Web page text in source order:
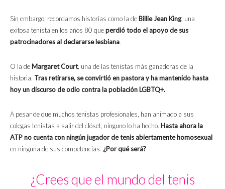
Sin embargo, recordamos historias como la de Billie Jean King, una
exitosa tenista en los años 80 queperdió todo el apoyo de sus
patrocinadores al declararse lesbiana.
O la de Margaret Court, una de las tenistas más ganadoras de la
historia. Tras retirarse, se convirtió en pastora y ha mantenido hasta
hoy un discurso de odio contra la población LGBTQ+.
A pesar de que muchos tenistas profesionales, han animado a sus
colegas tenistas a salir del clóset, ninguno lo ha hecho. Hasta ahora la
ATP no cuenta con ningún jugador de tenis abiertamente homosexual
en ninguna de sus competencias. ¿Por qué será?
¿Crees que el mundo del tenis